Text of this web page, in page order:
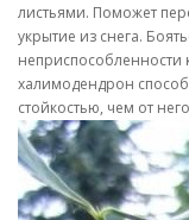
листьями. Поможет
укрытие из снега.
неприспособленности
халимодендрон
стойкостью, чем от